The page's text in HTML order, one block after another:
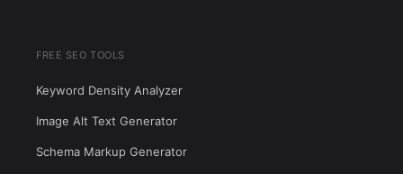
FREE SEO TOOLS
Keyword Density Analyzer
Image Alt Text Generator
Schema Markup Generator